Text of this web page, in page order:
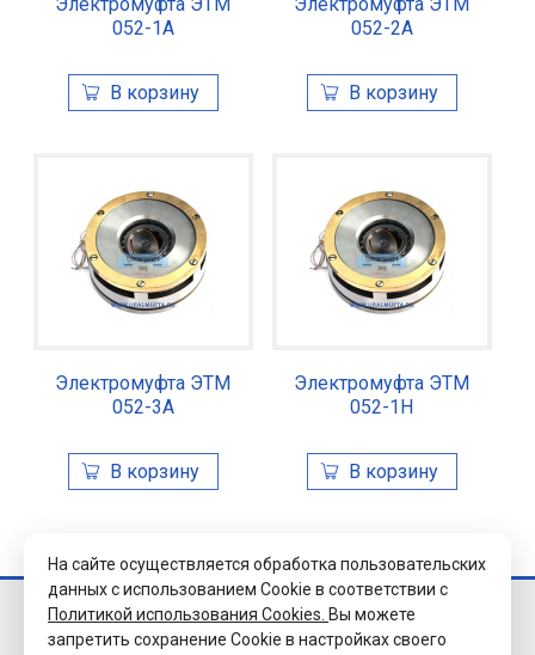
052-1А
052-2А
Электромуфта ЭТМ
052-3А
Электромуфта ЭТМ
052-1Н
© 2026 Завод
«Уралэлектромуфта»
На сайте осуществляется обработка пользовательских
данных с использованием Cookie в соответствии с
Политикой использования Cookies. Вы можете
запретить сохранение Cookie в настройках своего